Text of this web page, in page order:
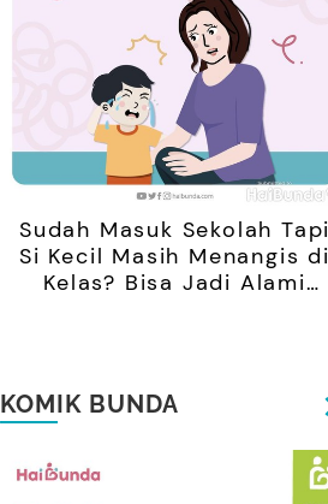
Sudah Masuk Sekolah Tapi
Si Kecil Masih Menangis di
Kelas? Bisa Jadi Alami
KOMIK BUNDA